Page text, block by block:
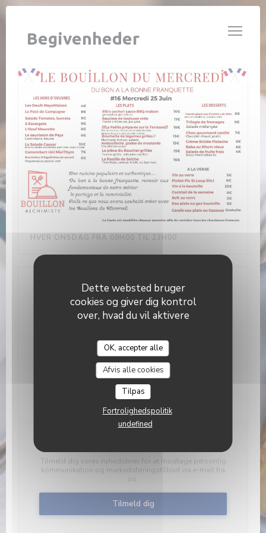
CCookie-styringspanel
Dette websted bruger
cookies og giver dig kontrol
over, hvad du vil aktivere
OK, accepter alle
Afvis alle cookies
Tilpas
Fortrolighedspolitik
undefined
L’ALCHIMISTE
Begivenheder
HVER ONSDAG FRA 09H00 TIL 23H00
Kontakt os
Book et bord
Gavekort
Tilmeld dig vores nyhedsbrev for at modtage personlig
kommunikation og markedsføringstilbud via e-mail fra
os.
Tilmeld dig
L’Alchimiste